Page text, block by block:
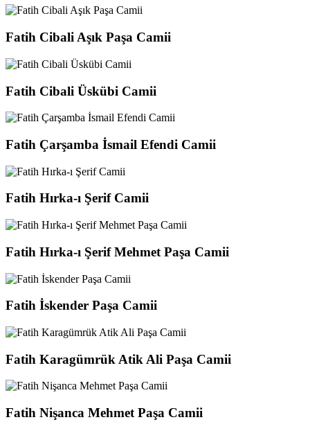
Fatih Cibali Aşık Paşa Camii
Fatih Cibali Üskübi Camii
Fatih Çarşamba İsmail Efendi Camii
Fatih Hırka-ı Şerif Camii
Fatih Hırka-ı Şerif Mehmet Paşa Camii
Fatih İskender Paşa Camii
Fatih Karagümrük Atik Ali Paşa Camii
Fatih Nişanca Mehmet Paşa Camii